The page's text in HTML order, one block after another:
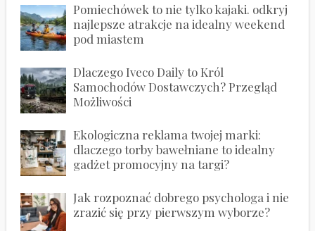
Pomiechówek to nie tylko kajaki. odkryj
najlepsze atrakcje na idealny weekend
pod miastem
Dlaczego Iveco Daily to Król
Samochodów Dostawczych? Przegląd
Możliwości
Ekologiczna reklama twojej marki:
dlaczego torby bawełniane to idealny
gadżet promocyjny na targi?
Jak rozpoznać dobrego psychologa i nie
zrazić się przy pierwszym wyborze?